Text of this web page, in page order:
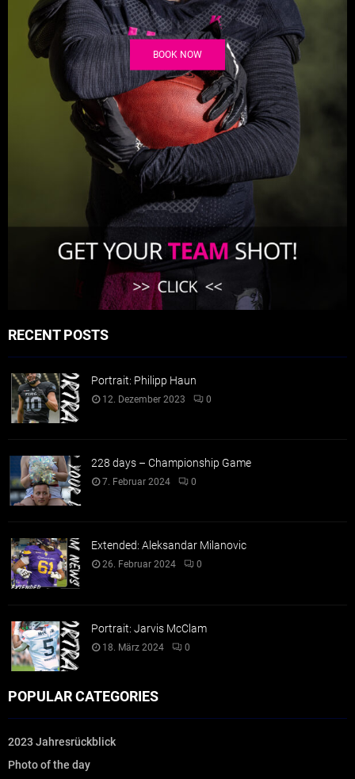
BOOK NOW
RECENT POSTS
Portrait: Philipp Haun
12. Dezember 2023 0
228 days – Championship Game
7. Februar 2024 0
Extended: Aleksandar Milanovic
26. Februar 2024 0
Portrait: Jarvis McClam
18. März 2024 0
POPULAR CATEGORIES
2023 Jahresrückblick
Photo of the day